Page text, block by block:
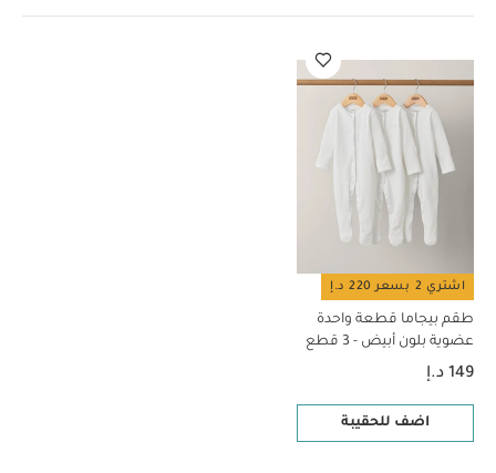
طقم بيجاما قطعة واحدة عضوية بلون أبيض - 3 قطع
اشتري 2 بسعر 220 د.إ
طقم بيجاما قطعة واحدة
عضوية بلون أبيض - 3 قطع
149 د.إ
اضف للحقيبة